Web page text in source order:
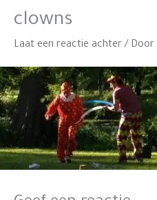
clowns
Laat een reactie achter / Door